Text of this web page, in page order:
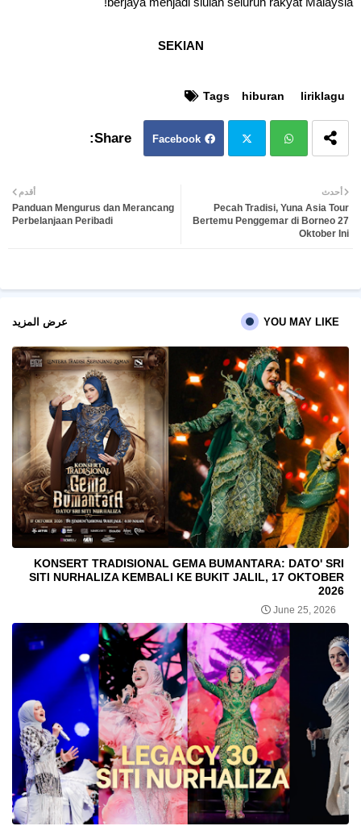
SEKIAN
Tags hiburan liriklagu
Facebook
ter atsa
أحدث
Pecah Tradisi, Yuna Asia Tour
Bertemu Penggemar di Borneo 27
Oktober Ini
أقدم
Panduan Mengurus dan Merancang
Perbelanjaan Peribadi
YOU MAY LIKE عرض المزيد
KONSERT TRADISIONAL GEMA BUMANTARA: DATO' SRI
SITI NURHALIZA KEMBALI KE BUKIT JALIL, 17 OKTOBER
2026
June 25, 2026